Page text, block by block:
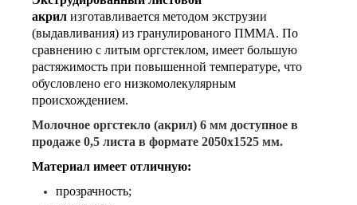
акрил изготавливается методом экструзии
(выдавливания) из гранулированого ПММА. По
сравнению с литым оргстеклом, имеет большую
растяжимость при повышенной температуре, что
обусловлено его низкомолекулярным
происхождением.
Молочное оргстекло (акрил) 6 мм доступное в
продаже 0,5 листа в формате 2050х1525 мм.
Материал имеет отличную:
прозрачность;